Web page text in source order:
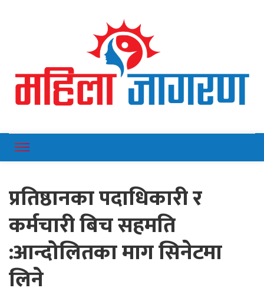
Mahilajagaran
प्रतिष्ठानका पदाधिकारी र
कर्मचारी बिच सहमति
:आन्दोलितका माग सिनेटमा
लिने